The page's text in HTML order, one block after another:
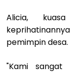
Alicia,
pemimpin desa.
"Kami sangat